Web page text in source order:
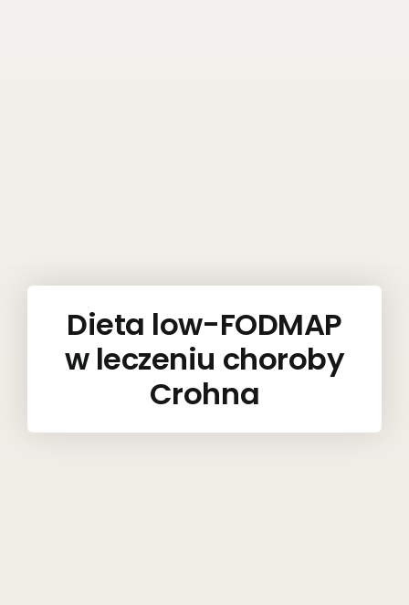
Dieta low-FODMAP
w leczeniu choroby
Crohna